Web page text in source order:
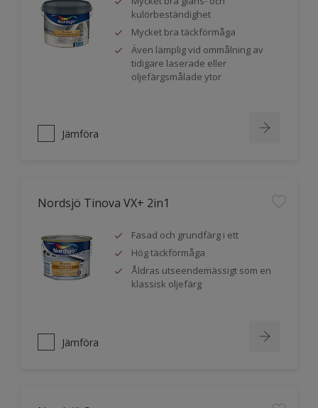
kulörbeständighet
Mycket bra täckförmåga
Även lämplig vid ommålning av
tidigare laserade eller
oljefärgsmålade ytor
Jämföra
Nordsjö Tinova VX+ 2in1
Fasad och grundfärg i ett
Hög täckförmåga
Åldras utseendemässigt som en
klassisk oljefärg
Jämföra